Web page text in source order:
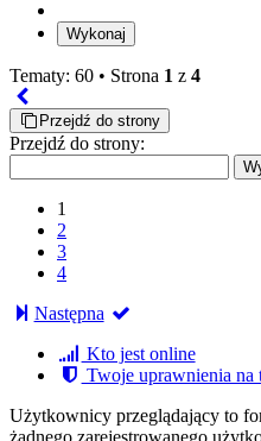
Tematy: 60 • Strona 1 z 4
Przejdź do strony
Przejdź do strony:
1
2
3
4
Następna
Kto jest online
Twoje uprawnienia na
Użytkownicy przeglądający to
żadnego zarejestrowanego